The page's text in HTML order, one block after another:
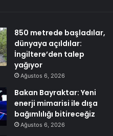
850 metrede başladılar,
dünyaya açıldılar:
İngiltere’den talep
yağıyor
Ağustos 6, 2026
Bakan Bayraktar: Yeni
enerji mimarisi ile dışa
bağımlılığı bitireceğiz
Ağustos 6, 2026